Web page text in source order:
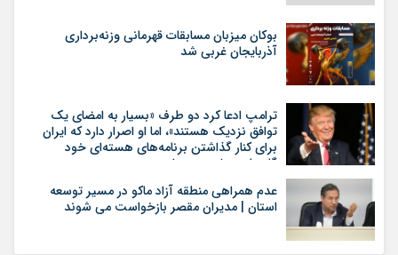
بوکان میزبان مسابقات قهرمانی وزنه‌برداری
آذربایجان غربی شد
ترامپ ادعا کرد دو طرف «بسیار به امضای یک
توافق نزدیک هستند»، اما او اصرار دارد که ایران
برای کنار گذاشتن برنامه‌های هسته‌ای خود
گام‌های بیشتری بردارد
عدم همراهی منطقه آزاد ماکو در مسیر توسعه
استان | مدیران مقصر بازخواست می شوند